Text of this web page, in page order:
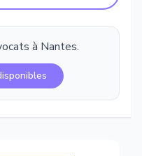
à Nantes.